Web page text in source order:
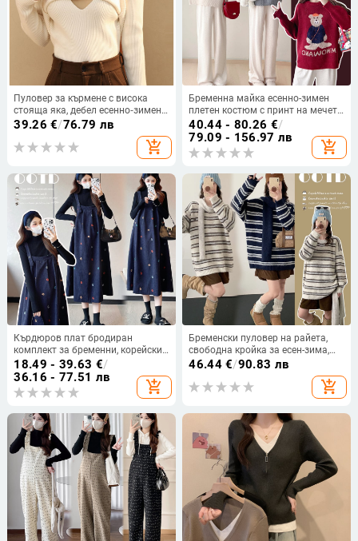
Пуловер за кърмене с висока
стояща яка, дебел есенно‑зимен
модел, стилен силует и удобство
39.26 €/76.79 лв
add_shopping_cart
Бременна майка есенно-зимен
плетен костюм с принт на мечета
– топ с дълги ръкави и
панталонен комплект
40.44 - 80.26 €/
79.09 - 156.97 лв
add_shopping_cart
Кърдюров плат бродиран
комплект за бременни, корейски
стил, свободен крой, пола с
презрамки и плетен пуловер
18.49 - 39.63 €/
36.16 - 77.51 лв
add_shopping_cart
Бременски пуловер на райета,
свободна кройка за есен-зима,
ежедневен топ, който покрива
корема и е подходящ за след
раждането
46.44€/90.83 лв
add_shopping_cart